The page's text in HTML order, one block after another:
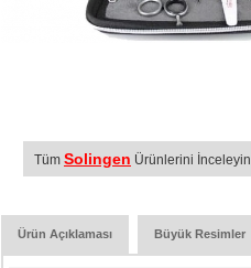
Tüm Solingen Ürünlerini İnceleyin
Ürün Açıklaması Büyük Resimler